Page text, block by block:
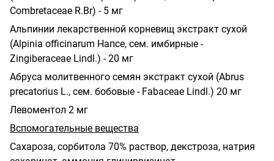
Combretaceae R.Br) - 5 мг
Альпинии лекарственной корневищ экстракт сухой
(Alpinia officinarum Напсе, сем. имбирные -
Zingiberaceae Lindl.) - 20 мг
Абруса молитвенного семян экстракт сухой (Abrus
precatorius L., сем. бобовые - Fabaceae Lindl.) 20 мг
Левоментол 2 мг
Вспомогательные вещества
Сахароза, сорбитола 70% раствор, декстроза, натрия